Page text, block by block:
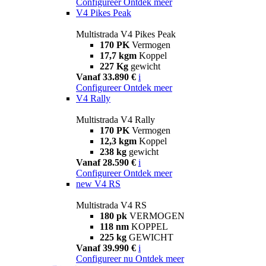
V4 Pikes Peak
Multistrada V4 Pikes Peak
170 PK Vermogen
17,7 kgm Koppel
227 Kg gewicht
Vanaf 33.890 € i
Configureer Ontdek meer
V4 Rally
Multistrada V4 Rally
170 PK Vermogen
12,3 kgm Koppel
238 kg gewicht
Vanaf 28.590 € i
Configureer Ontdek meer
new V4 RS
Multistrada V4 RS
180 pk VERMOGEN
118 nm KOPPEL
225 kg GEWICHT
Vanaf 39.990 € i
Configureer nu Ontdek meer